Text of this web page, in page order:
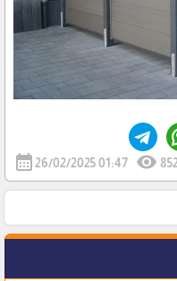
calendar_month26/02/2025 01:47 visibility 852